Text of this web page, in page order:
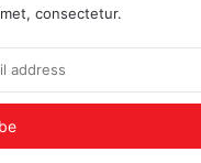
consectetur.